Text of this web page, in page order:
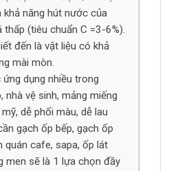
năng hút nước của
thấp (tiêu chuẩn C =3-6%).
đến là vật liệu có khả
mài mòn.
dụng nhiều trong
nhà vệ sinh, mảng miếng
dễ phối màu, dễ lau
gạch ốp bếp, gạch ốp
quán cafe, sapa, ốp lát
men sẽ là 1 lựa chọn đầy